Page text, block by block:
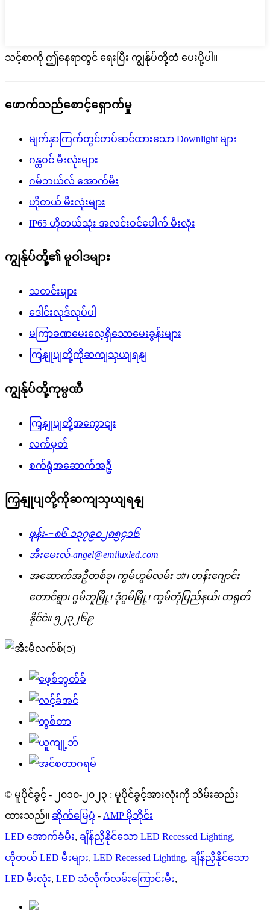
သင့်စာကို ဤနေရာတွင် ရေးပြီး ကျွန်ုပ်တို့ထံ ပေးပို့ပါ။
ဖောက်သည်စောင့်ရှောက်မှု
မျက်နှာကြက်တွင်တပ်ဆင်ထားသော Downlight များ
ဂန္ထဝင် မီးလုံးများ
ဂမ်ဘယ်လ် အောက်မီး
ဟိုတယ် မီးလုံးများ
IP65 ဟိုတယ်သုံး အလင်းဝင်ပေါက် မီးလုံး
ကျွန်ုပ်တို့၏ မူဝါဒများ
သတင်းများ
ဒေါင်းလုဒ်လုပ်ပါ
မကြာခဏမေးလေ့ရှိသောမေးခွန်းများ
ကြှနျုပျတို့ကိုဆကျသှယျရနျ
ကျွန်ုပ်တို့ကုမ္ပဏီ
ကြှနျုပျတို့အကွောငျး
လက်မှတ်
စက်ရုံအဆောက်အဦ
ကြှနျုပျတို့ကိုဆကျသှယျရနျ
ဖုန်း-+၈၆ ၁၃၇၉၀၂၈၅၄၁၆
အီးမေးလ်-angel@emiluxled.com
အဆောက်အဦတစ်ခု၊ ကွမ်ဟွမ်လမ်း ၁#၊ ဟန်းဂျောင်း
တောင်ရွာ၊ ဂွမ်ဘူမြို့၊ ဒုံဂွမ်မြို့၊ ကွမ်တုံပြည်နယ်၊ တရုတ်
နိုင်ငံ။ ၅၂၃၂၆၉
© မူပိုင်ခွင့် - ၂၀၁၀-၂၀၂၃ : မူပိုင်ခွင့်အားလုံးကို သိမ်းဆည်း
ထားသည်။ ဆိုက်မြေပုံ - AMP မိုဘိုင်း
LED အောက်ခံမီး, ချိန်ညှိနိုင်သော LED Recessed Lighting,
ဟိုတယ် LED မီးများ, LED Recessed Lighting, ချိန်ညှိနိုင်သော
LED မီးလုံး, LED သံလိုက်လမ်းကြောင်းမီး,